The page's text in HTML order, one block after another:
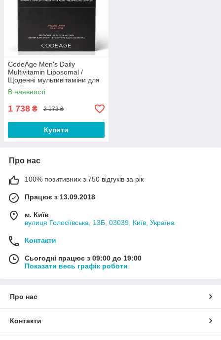
CodeAge Men's Daily
Multivitamin Liposomal /
Щоденні мультивітаміни для
чоловіків ліпосомальні 30
саше Термін 11/2026
В наявності
1 738 ₴ 2 173 ₴
Купити
Про нас
100% позитивних з 750 відгуків за рік
Працює з 13.09.2018
м. Київ
вулиця Голосіївська, 13Б, 03039, Київ, Україна
Контакти
Сьогодні працює з 09:00 до 19:00
Показати весь графік роботи
Про нас
Контакти